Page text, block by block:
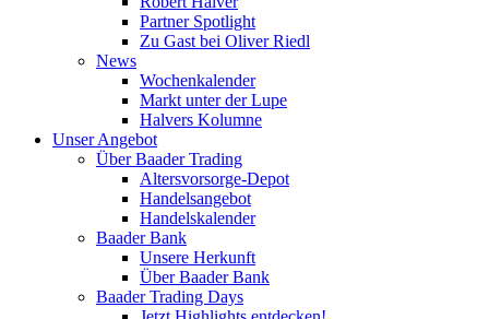
Partner Spotlight
Zu Gast bei Oliver Riedl
News
Wochenkalender
Markt unter der Lupe
Halvers Kolumne
Unser Angebot
Über Baader Trading
Altersvorsorge-Depot
Handelsangebot
Handelskalender
Baader Bank
Unsere Herkunft
Über Baader Bank
Baader Trading Days